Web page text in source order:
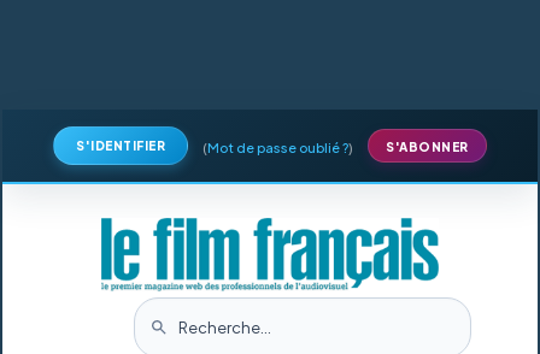
S'IDENTIFIER (Mot de passe oublié ?) S'ABONNER